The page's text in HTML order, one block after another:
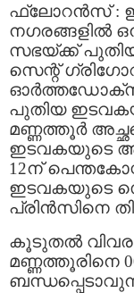
ഫ്ലോറന്‍സ് :
നഗരങ്ങളില്‍
സഭയ്ക്ക്
സെന്റ്‌
പുതിയ
മണ്ണത്തൂര്‍
ഇടവകയുടെ
12ന്
ഇടവകയുടെ
പ്രിന്‍സിനെ
കൂടുതല്‍
മണ്ണത്തൂരിനെ